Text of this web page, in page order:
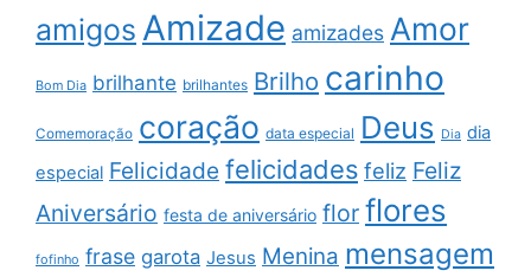
amigos Amizade amizades Amor
Bom Dia brilhante brilhantes Brilho carinho
Comemoração coração data especial Deus Dia dia
especial Felicidade felicidades feliz Feliz
Aniversário festa de aniversário flor flores
fofinho frase garota Jesus Menina mensagem